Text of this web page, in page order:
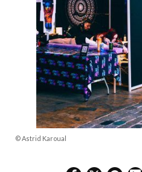
© Astrid Karoual